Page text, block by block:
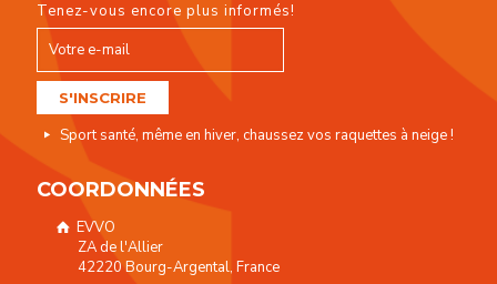
Tenez-vous encore plus informés!
Sport santé, même en hiver, chaussez vos raquettes à neige !
COORDONNÉES
EVVO
ZA de l'Allier
42220 Bourg-Argental, France